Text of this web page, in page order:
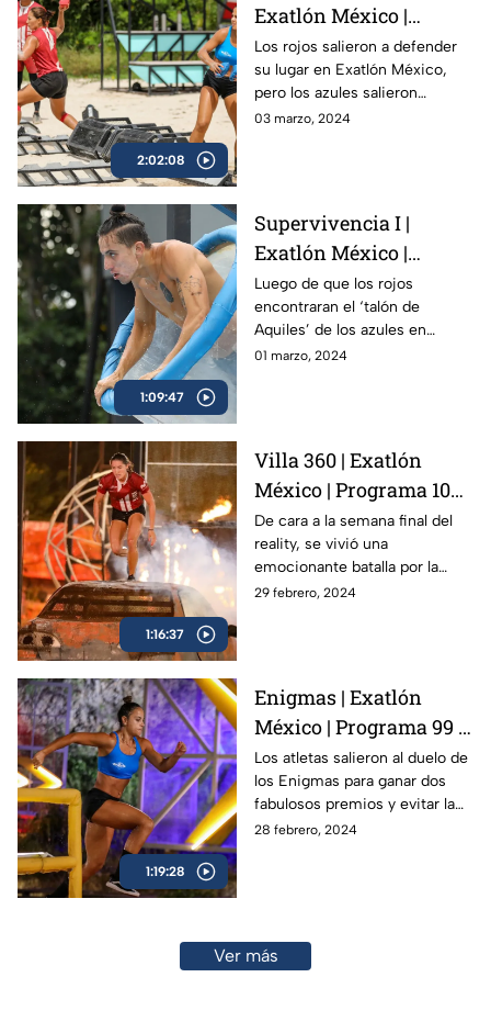
2:02:08
Exatlón México |
Programa 102 | 3 marzo
2024
Los rojos salieron a defender
su lugar en Exatlón México,
pero los azules salieron
decididos a instalar a uno de
03 marzo, 2024
1:09:47
Supervivencia I |
Exatlón México |
Programa 101 | 1 marzo
2024
Luego de que los rojos
encontraran el ‘talón de
Aquiles’ de los azules en
Exatlón México, Liliana y
01 marzo, 2024
1:16:37
Villa 360 | Exatlón
México | Programa 100 |
29 febrero 2024
De cara a la semana final del
reality, se vivió una
emocionante batalla por la
última Villa 360 de Exatlón
29 febrero, 2024
1:19:28
Enigmas | Exatlón
México | Programa 99 |
28 febrero 2024
Los atletas salieron al duelo de
los Enigmas para ganar dos
fabulosos premios y evitar la
caja maldita a toda costa que
28 febrero, 2024
Ver más